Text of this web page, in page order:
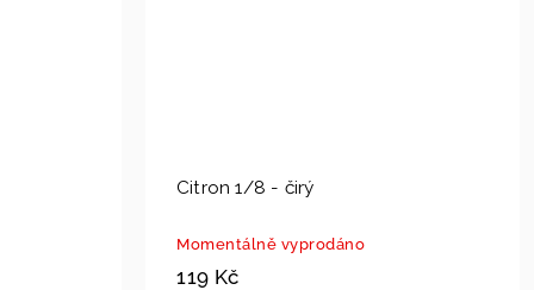
Citron 1/8 - čirý
Momentálně vyprodáno
119 Kč